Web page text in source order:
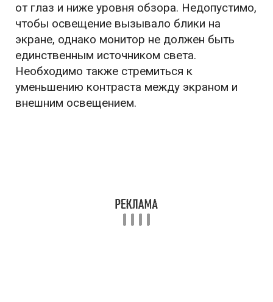
от глаз и ниже уровня обзора. Недопустимо,
чтобы освещение вызывало блики на
экране, однако монитор не должен быть
единственным источником света.
Необходимо также стремиться к
уменьшению контраста между экраном и
внешним освещением.